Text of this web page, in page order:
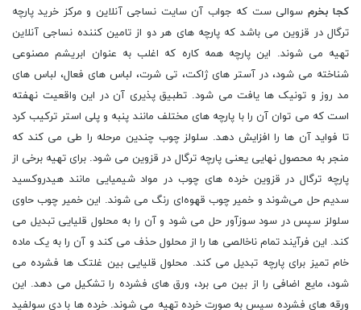
کجا بخرم سوالی ست که جواب آن سایت نساجی آنلاین و مرکز خرید پارچه
ترگال در قزوین می باشد که پارچه های هر دو از تامین کننده نساجی آنلاین
تهیه می شوند. این پارچه همه کاره که اغلب به عنوان ابریشم مصنوعی
شناخته می شود، در آستر های ژاکت، تی شرت، لباس های فعال، لباس های
مد روز و تونیک ها یافت می شود. تطبیق پذیری آن در این واقعیت نهفته
است که می توان آن را با پارچه های مختلف مانند پنبه و پلی استر ترکیب کرد
تا فواید آن ها را افزایش دهد. سلولز چوب چندین مرحله را طی می کند که
منجر به محصول نهایی یعنی پارچه ترگال در قزوین می شود. برای تهیه برخی از
پارچه ترگال در قزوین خرده‌ های چوب در مواد شیمیایی مانند هیدروکسید
سدیم حل می‌شوند و خمیر چوب قهوه‌ای رنگ می ‌شوند. این خمیر چوب حاوی
سلولز سپس در سود سوزآور حل می شود و آن را به محلول قلیایی تبدیل می
کند. این فرآیند تمام ناخالصی ها را از محلول حذف می کند و آن را به یک ماده
خام تمیز برای پارچه تبدیل می کند. محلول قلیایی بین غلتک ها فشرده می
شود، مایع اضافی را از بین می برد، ورق های فشرده را تشکیل می دهد. این
ورقه های فشرده سپس به صورت خرده تهیه می شوند. خرده ها با دی سولفید